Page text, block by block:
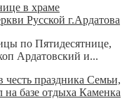
в храме
Русской г.Ардатова
по Пятидесятнице,
Ардатовский и...